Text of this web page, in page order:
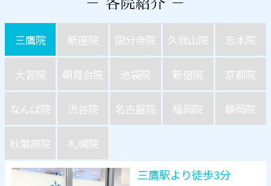
三鷹院 新座院 国分寺院 久我山院 志木院
大宮院 朝霞台院 池袋院 新宿院 京都院
なんば院 渋谷院 名古屋院 福岡院 静岡院
秋葉原院 札幌院
三鷹駅より徒歩3分